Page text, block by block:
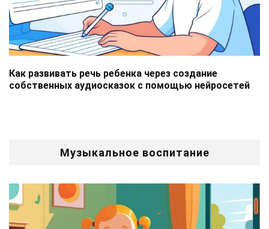
Как развивать речь ребенка через создание
собственных аудиосказок с помощью нейросетей
Музыкальное воспитание